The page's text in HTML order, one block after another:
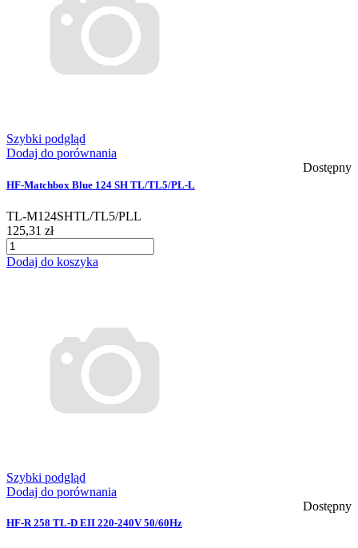
Szybki podgląd
Dodaj do porównania
Dostępny
HF-Matchbox Blue 124 SH TL/TL5/PL-L
TL-M124SHTL/TL5/PLL
125,31 zł
Dodaj do koszyka
Szybki podgląd
Dodaj do porównania
Dostępny
HF-R 258 TL-D EII 220-240V 50/60Hz